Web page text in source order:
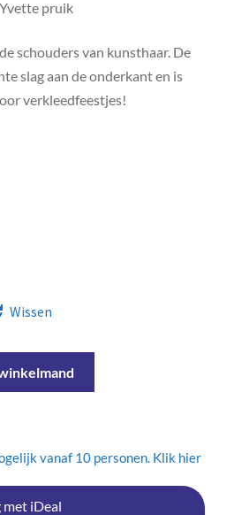
Yvette pruik
schouders van kunsthaar. De
slag aan de onderkant en is
verkleedfeestjes!
Wissen
vanaf 10 personen. Klik hier
met iDeal